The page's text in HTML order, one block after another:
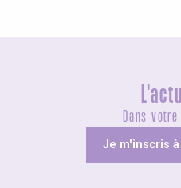
Dans
Je m'inscris